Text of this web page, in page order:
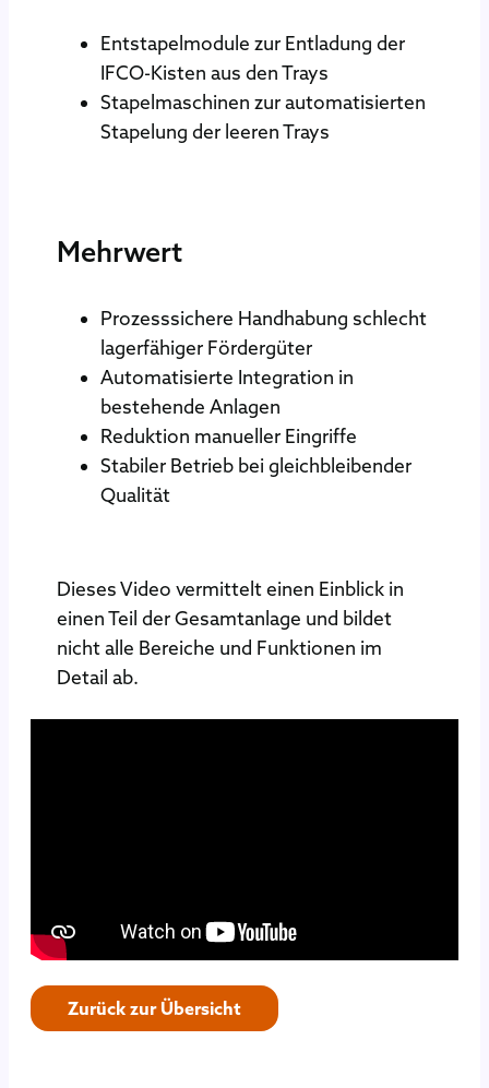
Entstapelmodule zur Entladung der
IFCO-Kisten aus den Trays
Stapelmaschinen zur automatisierten
Stapelung der leeren Trays
Mehrwert
Prozesssichere Handhabung schlecht
lagerfähiger Fördergüter
Automatisierte Integration in
bestehende Anlagen
Reduktion manueller Eingriffe
Stabiler Betrieb bei gleichbleibender
Qualität
Dieses Video vermittelt einen Einblick in
einen Teil der Gesamtanlage und bildet
nicht alle Bereiche und Funktionen im
Detail ab.
Zurück zur Übersicht